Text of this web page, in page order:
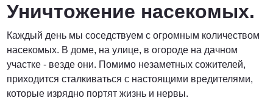
Договорная
ПОЗВОНИТЬ
Уничтожение насекомых.
Каждый день мы соседствуем с огромным количеством
насекомых. В доме, на улице, в огороде на дачном
участке - везде они. Помимо незаметных сожителей,
приходится сталкиваться с настоящими вредителями,
которые изрядно портят жизнь и нервы.